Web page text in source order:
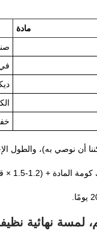
مادة
في
+ (1.2-1.5 × قطر الساق).
لمسة نهائية